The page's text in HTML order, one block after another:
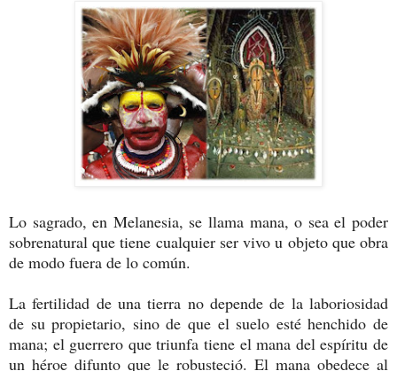
Lo sagrado, en Melanesia, se llama mana, o sea el poder
sobrenatural que tiene cualquier ser vivo u objeto que obra
de modo fuera de lo común.
La fertilidad de una tierra no depende de la laboriosidad
de su propietario, sino de que el suelo esté henchido de
mana; el guerrero que triunfa tiene el mana del espíritu de
un héroe difunto que le robusteció. El mana obedece al